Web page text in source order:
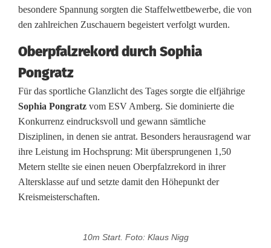
:
2
9
N
a
c
h
w
besondere Spannung sorgten die Staffelwettbewerbe, die von
den zahlreichen Zuschauern begeistert verfolgt wurden.
Oberpfalzrekord durch Sophia
Pongratz
Für das sportliche Glanzlicht des Tages sorgte die elfjährige
Sophia Pongratz vom ESV Amberg. Sie dominierte die
Konkurrenz eindrucksvoll und gewann sämtliche
Disziplinen, in denen sie antrat. Besonders herausragend war
ihre Leistung im Hochsprung: Mit übersprungenen 1,50
Metern stellte sie einen neuen Oberpfalzrekord in ihrer
Altersklasse auf und setzte damit den Höhepunkt der
Kreismeisterschaften.
10m Start. Foto: Klaus Nigg